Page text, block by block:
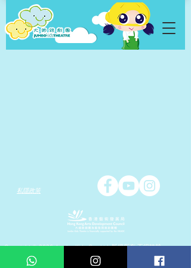
私隱政策
Copyright © 2026 Jumbo Kids Co.. Ltd. 版權所有 不得轉載